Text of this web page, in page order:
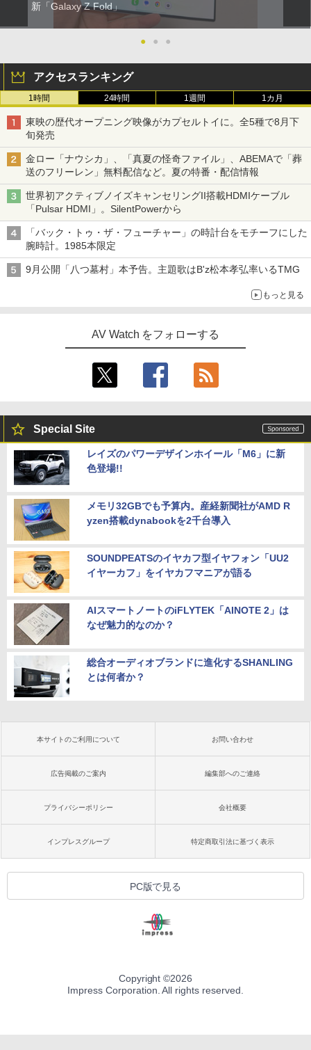
新「Galaxy Z Fold」
● ● ●
アクセスランキング
1時間 24時間 1週間 1カ月
東映の歴代オープニング映像がカプセルトイに。全5種で8月下
旬発売
金ロー「ナウシカ」、「真夏の怪奇ファイル」、ABEMAで「葬
送のフリーレン」無料配信など。夏の特番・配信情報
世界初アクティブノイズキャンセリングII搭載HDMIケーブル
「Pulsar HDMI」。SilentPowerから
「バック・トゥ・ザ・フューチャー」の時計台をモチーフにした
腕時計。1985本限定
9月公開「八つ墓村」本予告。主題歌はB'z松本孝弘率いるTMG
もっと見る
AV Watch をフォローする
Special Site
レイズのパワーデザインホイール「M6」に新
色登場!!
メモリ32GBでも予算内。産経新聞社がAMD R
yzen搭載dynabookを2千台導入
SOUNDPEATSのイヤカフ型イヤフォン「UU2
イヤーカフ」をイヤカフマニアが語る
AIスマートノートのiFLYTEK「AINOTE 2」は
なぜ魅力的なのか？
総合オーディオブランドに進化するSHANLING
とは何者か？
本サイトのご利用について お問い合わせ
広告掲載のご案内 編集部へのご連絡
プライバシーポリシー 会社概要
インプレスグループ 特定商取引法に基づく表示
PC版で見る
Copyright ©2026
Impress Corporation. All rights reserved.